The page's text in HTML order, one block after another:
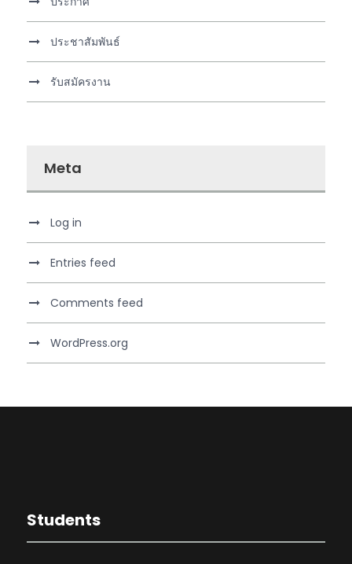
ประชาสัมพันธ์
รับสมัครงาน
Meta
Log in
Entries feed
Comments feed
WordPress.org
Students